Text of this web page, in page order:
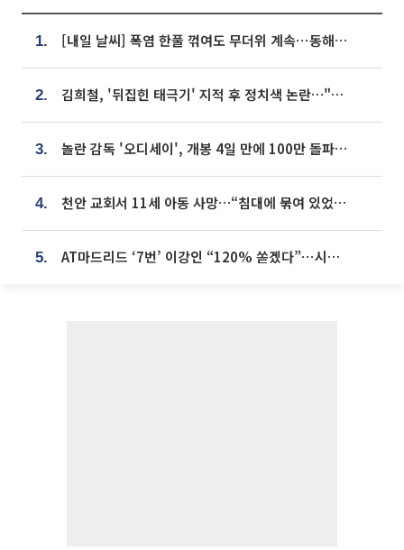
1. [내일 날씨] 폭염 한풀 꺾여도 무더위 계속⋯동해안 이틀 연속 비
2. 김희철, '뒤집힌 태극기' 지적 후 정치색 논란…"좌우 떠나 우리나라 국기"
3. 놀란 감독 '오디세이', 개봉 4일 만에 100만 돌파⋯'왕사남' 보다 빠르다
4. 천안 교회서 11세 아동 사망…“침대에 묶여 있었다” 진술 확보
5. AT마드리드 ‘7번’ 이강인 “120% 쏟겠다”⋯시메오네 감독 “필요한 선수”